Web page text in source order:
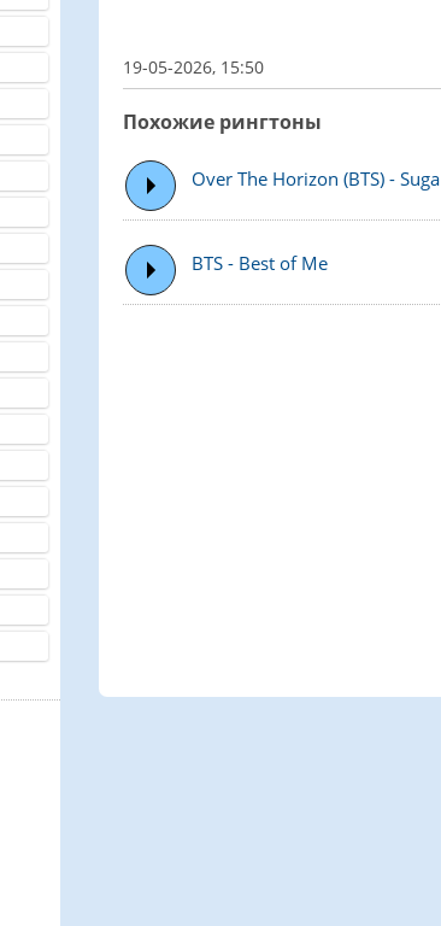
19-05-2026, 15:50
Похожие рингтоны
Over The Horizon (BTS) - Suga
BTS - Best of Me